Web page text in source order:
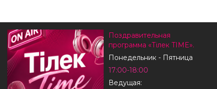
Поздравительная
программа «Тілек TIME».
Понедельник - Пятница
17:00-18:00
Ведущая: